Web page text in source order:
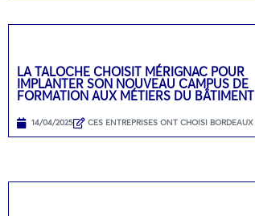
LA TALOCHE CHOISIT MÉRIGNAC POUR
IMPLANTER SON NOUVEAU CAMPUS DE
FORMATION AUX MÉTIERS DU BÂTIMENT
14/04/2025 CES ENTREPRISES ONT CHOISI BORDEAUX